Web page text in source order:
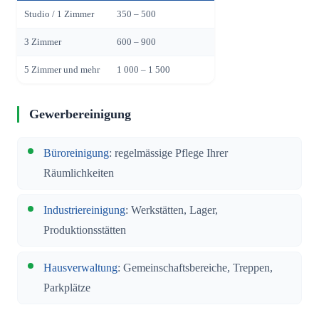
Studio / 1 Zimmer 350 – 500
3 Zimmer 600 – 900
5 Zimmer und mehr 1 000 – 1 500
Gewerbereinigung
Büroreinigung: regelmässige Pflege Ihrer
Räumlichkeiten
Industriereinigung: Werkstätten, Lager,
Produktionsstätten
Hausverwaltung: Gemeinschaftsbereiche, Treppen,
Parkplätze